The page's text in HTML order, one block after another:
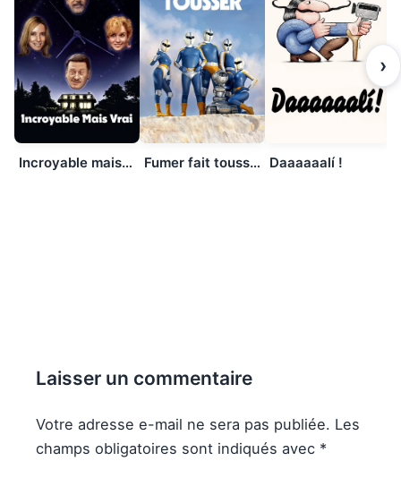
Incroyable mais vrai Fumer fait tousser Daaaaaalí !
›
Laisser un commentaire
Votre adresse e-mail ne sera pas publiée. Les
champs obligatoires sont indiqués avec *